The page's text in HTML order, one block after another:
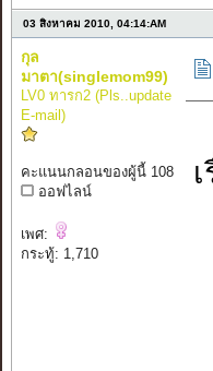
03 สิงหาคม 2010, 04:14:AM
กุล
มาตา(singlemom99)
LV0 ทารก2 (Pls..update
E-mail)
คะแนนกลอนของผู้นี้ 108
ออฟไลน์
เพศ:
กระทู้: 1,710